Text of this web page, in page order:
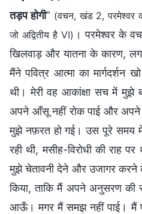
तड़प होगी” (वचन, खंड 2, परमेश्वर
जो अद्वितीय है VI) । परमेश्वर के
खिलवाड़ और यातना के कारण,
मैंने पवित्र आत्मा का मार्गदर्शन
थी। मेरी वह आकांक्षा सच में मुझे
अपने आँसू नहीं रोक पाई और अपने
मुझे नफ़रत हो गई। उस पूरे समय
रही थी, मसीह-विरोधी की राह
मुझे चेतावनी देने और उजागर करने
किया, ताकि मैं अपने अनुसरण की
आऊँ। मगर मैं समझ नहीं पाई। मैं